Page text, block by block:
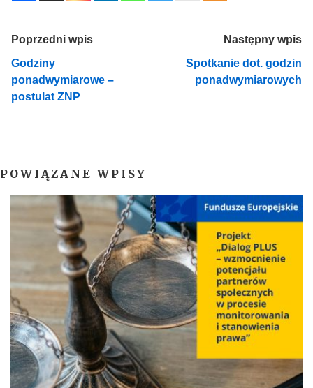
Poprzedni wpis
Godziny
ponadwymiarowe –
postulat ZNP
Następny wpis
Spotkanie dot. godzin
ponadwymiarowych
POWIĄZANE WPISY